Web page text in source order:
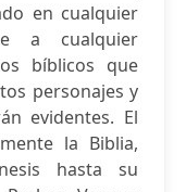
en cualquier
a cualquier
bíblicos que
personajes y
evidentes. El
la Biblia,
hasta su